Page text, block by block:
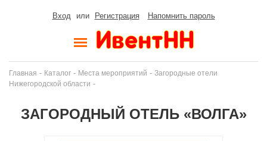
Вход или Регистрация Напомнить пароль
Главная - Каталог - Места мероприятий - Загородные отели
Нижегородской области -
ЗАГОРОДНЫЙ ОТЕЛЬ «ВОЛГА»